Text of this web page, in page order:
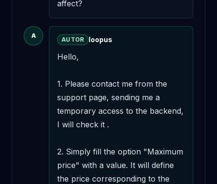
affect?
A
AUTOR loopus
Hello,
1. Please contact me from the
support page, sending me a
temporary access to the backend,
I will check it .
2. Simply fill the option "Maximum
price" with a value. It will define
the price corresponding to the